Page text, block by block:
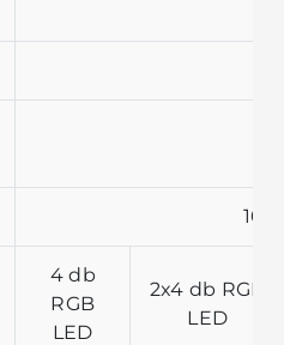
4 db
RGB
LED
2x4 db RGB
LED